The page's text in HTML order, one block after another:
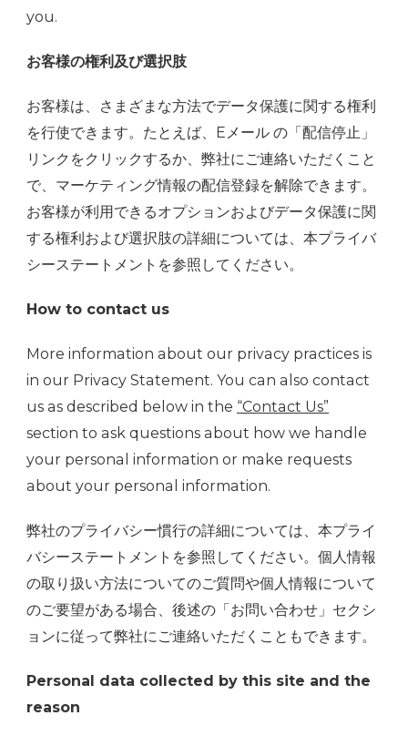
you.
お客様の権利及び選択肢
お客様は、さまざまな方法でデータ保護に関する権利
を行使できます。たとえば、Eメール の「配信停止」
リンクをクリックするか、弊社にご連絡いただくこと
で、マーケティング情報の配信登録を解除できます。
お客様が利用できるオプションおよびデータ保護に関
する権利および選択肢の詳細については、本プライバ
シーステートメントを参照してください。
How to contact us
More information about our privacy practices is
in our Privacy Statement. You can also contact
us as described below in the “Contact Us”
section to ask questions about how we handle
your personal information or make requests
about your personal information.
弊社のプライバシー慣行の詳細については、本プライ
バシーステートメントを参照してください。個人情報
の取り扱い方法についてのご質問や個人情報について
のご要望がある場合、後述の「お問い合わせ」セクシ
ョンに従って弊社にご連絡いただくこともできます。
Personal data collected by this site and the
reason